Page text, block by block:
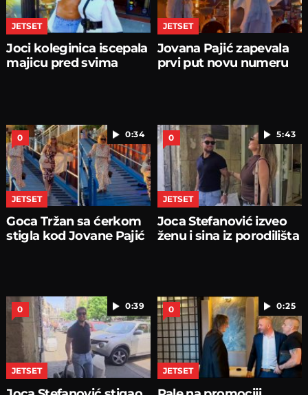
JETSET
Joci koleginica iscepala
majicu pred svima
JETSET
Jovana Pajić zapevala
prvi put novu numeru
0:34
0
JETSET
Goca Tržan sa ćerkom
stigla kod Jovane Pajić
5:43
0
JETSET
Joca Stefanović izveo
ženu i sina iz porodilišta
0:39
0
JETSET
0:25
0
JETSET